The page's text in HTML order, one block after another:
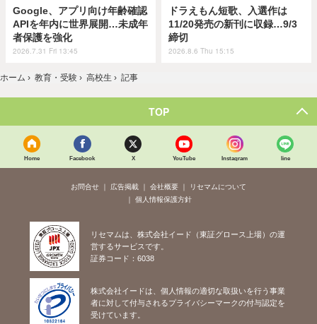
Google、アプリ向け年齢確認
APIを年内に世界展開…未成年
者保護を強化
2026.7.31 Fri 13:45
ドラえもん短歌、入選作は
11/20発売の新刊に収録…9/3
締切
2026.8.6 Thu 15:15
ホーム › 教育・受験 › 高校生 › 記事
TOP
Home Facebook X YouTube Instagram line
お問合せ 広告掲載 会社概要
リセマムについて
個人情報保護方針
リセマムは、株式会社イード（東証グロース上場）の運
営するサービスです。
証券コード：6038
株式会社イードは、個人情報の適切な取扱いを行う事業
者に対して付与されるプライバシーマークの付与認定を
受けています。